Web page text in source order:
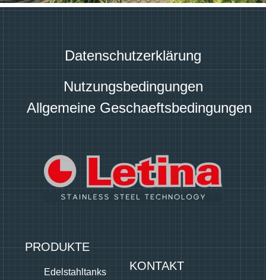
Datenschutzerklärung
Nutzungsbedingungen
Allgemeine Geschaeftsbedingungen
PRODUKTE
Edelstahltanks KONTAKT